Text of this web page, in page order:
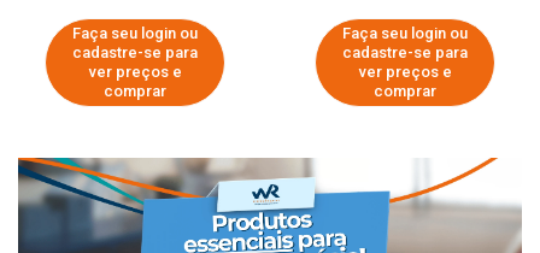
Faça seu login ou
cadastre-se para
ver preços e
comprar
Faça seu login ou
cadastre-se para
ver preços e
comprar